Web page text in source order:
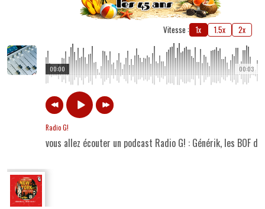
Vitesse : 1x 1.5x 2x
00:03
00:00
Radio G!
vous allez écouter un podcast Radio G! : Générik, les BOF